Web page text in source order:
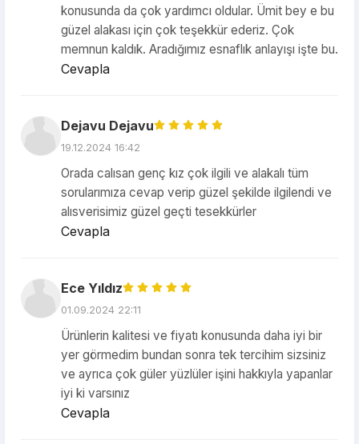
konusunda da çok yardımcı oldular. Ümit bey e bu
güzel alakası için çok teşekkür ederiz. Çok
memnun kaldık. Aradığımız esnaflık anlayışı işte bu.
Cevapla
Dejavu Dejavu
19.12.2024 16:42
Orada calısan genç kız çok ilgili ve alakalı tüm
sorularımıza cevap verip güzel şekilde ilgilendi ve
alısverisimiz güzel geçti tesekkürler
Cevapla
Ece Yıldız
01.09.2024 22:11
Ürünlerin kalitesi ve fiyatı konusunda daha iyi bir
yer görmedim bundan sonra tek tercihim sizsiniz
ve ayrıca çok güler yüzlüler işini hakkıyla yapanlar
iyi ki varsınız
Cevapla